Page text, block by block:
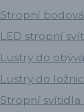
Stropní
LED stropní
Lustry do
Lustry do
Stropní